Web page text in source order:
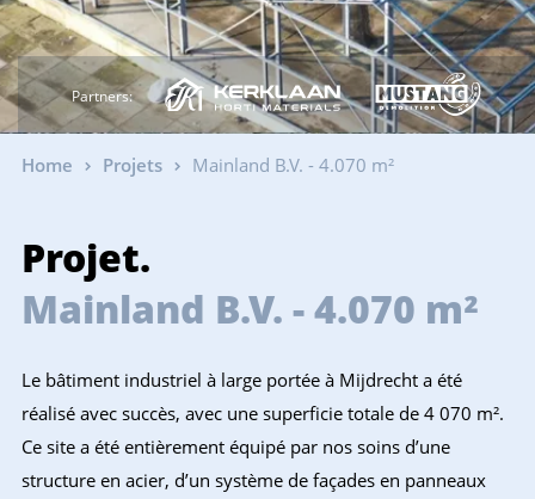
Partners:
Home Projets Mainland B.V. - 4.070 m²
Projet.
Mainland B.V. - 4.070 m²
Le bâtiment industriel à large portée à Mijdrecht a été
réalisé avec succès, avec une superficie totale de 4 070 m².
Ce site a été entièrement équipé par nos soins d’une
structure en acier, d’un système de façades en panneaux